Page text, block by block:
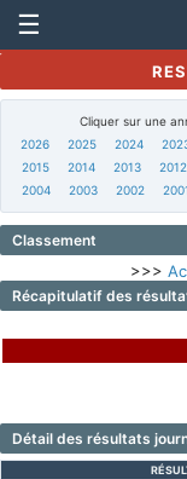
☰
Cliquer sur une
2026
2025 2024
2015
2014 2013 2012
2004
2003 2002
Classement
>>>
Récapitulatif des
Détail des résultats